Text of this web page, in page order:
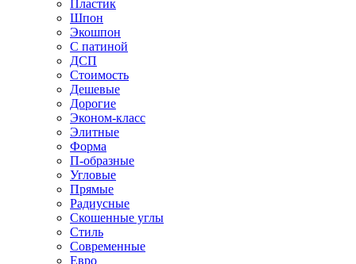
Пластик
Шпон
Экошпон
С патиной
ДСП
Стоимость
Дешевые
Дорогие
Эконом-класс
Элитные
Форма
П-образные
Угловые
Прямые
Радиусные
Скошенные углы
Стиль
Современные
Евро